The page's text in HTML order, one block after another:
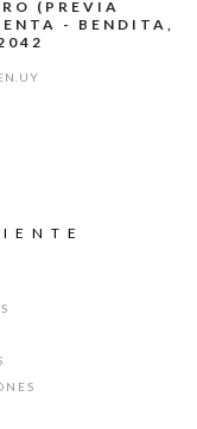
(PREVIA
- BENDITA,